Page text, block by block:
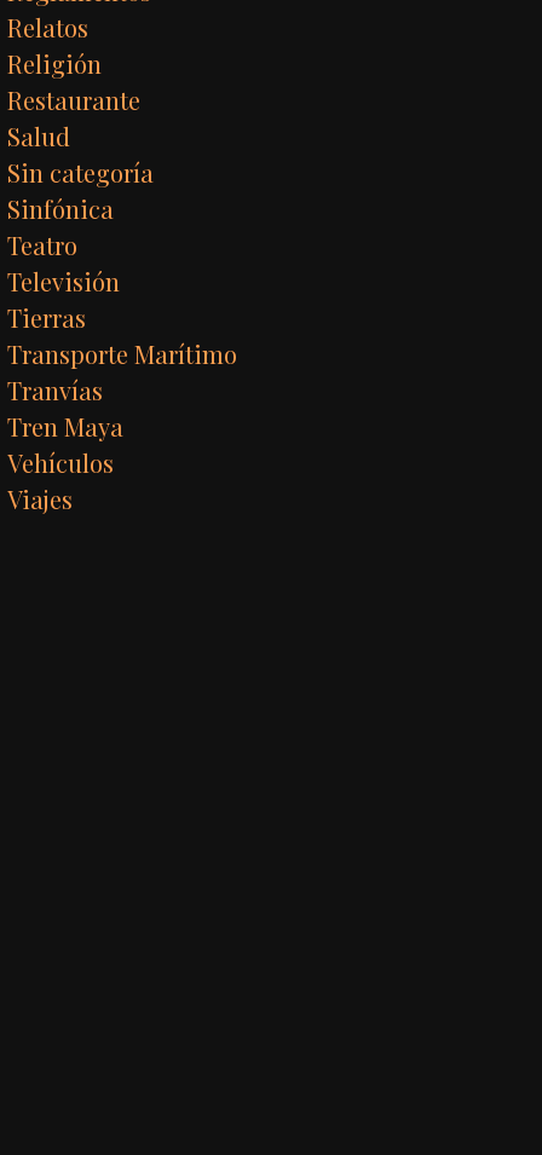
Relatos
Religión
Restaurante
Salud
Sin categoría
Sinfónica
Teatro
Televisión
Tierras
Transporte Marítimo
Tranvías
Tren Maya
Vehículos
Viajes